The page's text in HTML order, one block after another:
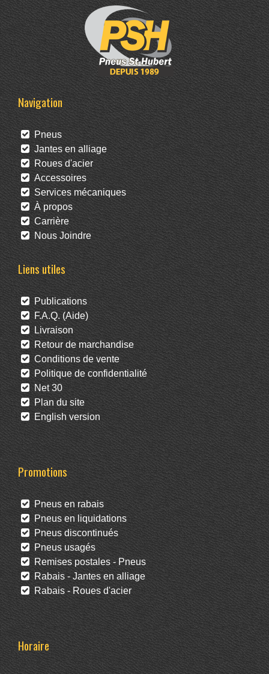
Navigation
Pneus
Jantes en alliage
Roues d'acier
Accessoires
Services mécaniques
À propos
Carrière
Nous Joindre
Liens utiles
Publications
F.A.Q. (Aide)
Livraison
Retour de marchandise
Conditions de vente
Politique de confidentialité
Net 30
Plan du site
English version
Promotions
Pneus en rabais
Pneus en liquidations
Pneus discontinués
Pneus usagés
Remises postales - Pneus
Rabais - Jantes en alliage
Rabais - Roues d'acier
Horaire